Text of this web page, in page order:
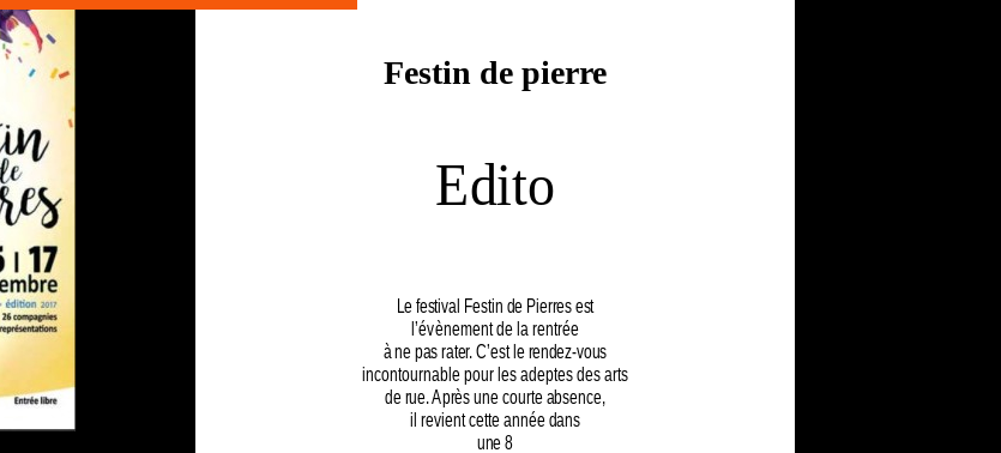
Festin de pierre
Edito
Le festival Festin de Pierres est
l’évènement de la rentrée
à ne pas rater. C’est le rendez-vous
incontournable pour les adeptes des arts
de rue. Après une courte absence,
il revient cette année dans
une 8